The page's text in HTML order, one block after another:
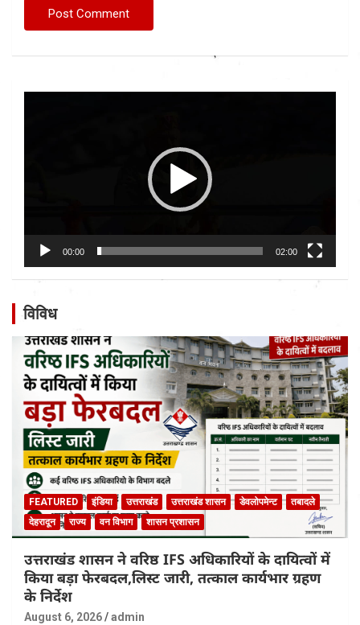
00:00 02:00
विविध
FEATURED इंडिया उत्तराखंड उत्तराखंड शासन डेवलोपमेन्ट
तबादले
देहरादून
राज्य वन विभाग शासन प्रशासन
उत्तराखंड शासन ने वरिष्ठ IFS अधिकारियों के दायित्वों में
किया बड़ा फेरबदल,लिस्ट जारी, तत्काल कार्यभार ग्रहण
के निर्देश
August 6, 2026 admin